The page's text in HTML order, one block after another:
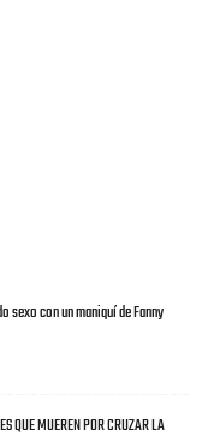
sexo con un maniquí de Fanny
QUE MUEREN POR CRUZAR LA